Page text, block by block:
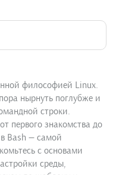
философией Linux.
нырнуть поглубже и
строки.
первого знакомства до
Bash — самой
с основами
среды,